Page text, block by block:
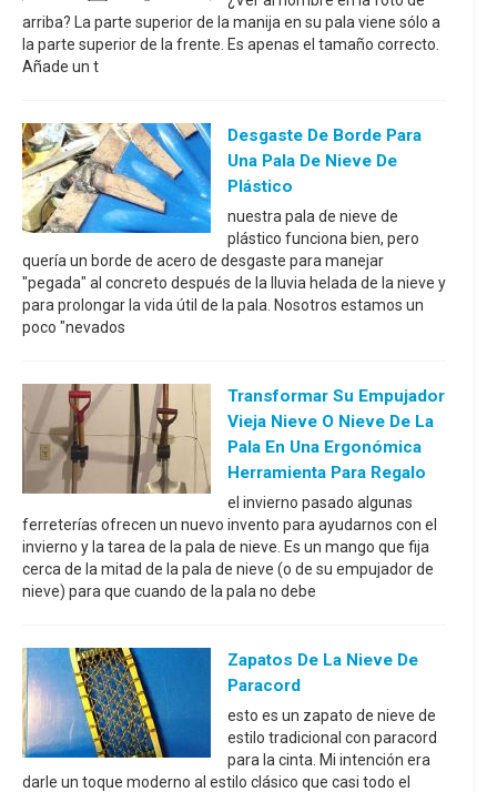
arriba? La parte superior de la manija en su pala viene sólo a
la parte superior de la frente. Es apenas el tamaño correcto.
Añade un t
Desgaste De Borde Para
Una Pala De Nieve De
Plástico
nuestra pala de nieve de
plástico funciona bien, pero
quería un borde de acero de desgaste para manejar
"pegada" al concreto después de la lluvia helada de la nieve y
para prolongar la vida útil de la pala. Nosotros estamos un
poco "nevados
Transformar Su Empujador
Vieja Nieve O Nieve De La
Pala En Una Ergonómica
Herramienta Para Regalo
el invierno pasado algunas
ferreterías ofrecen un nuevo invento para ayudarnos con el
invierno y la tarea de la pala de nieve. Es un mango que fija
cerca de la mitad de la pala de nieve (o de su empujador de
nieve) para que cuando de la pala no debe
Zapatos De La Nieve De
Paracord
esto es un zapato de nieve de
estilo tradicional con paracord
para la cinta. Mi intención era
darle un toque moderno al estilo clásico que casi todo el